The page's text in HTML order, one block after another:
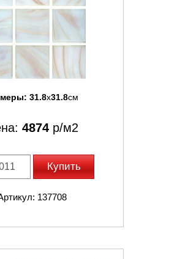
31.8x31.8см
4874 р/м2
Купить
137708